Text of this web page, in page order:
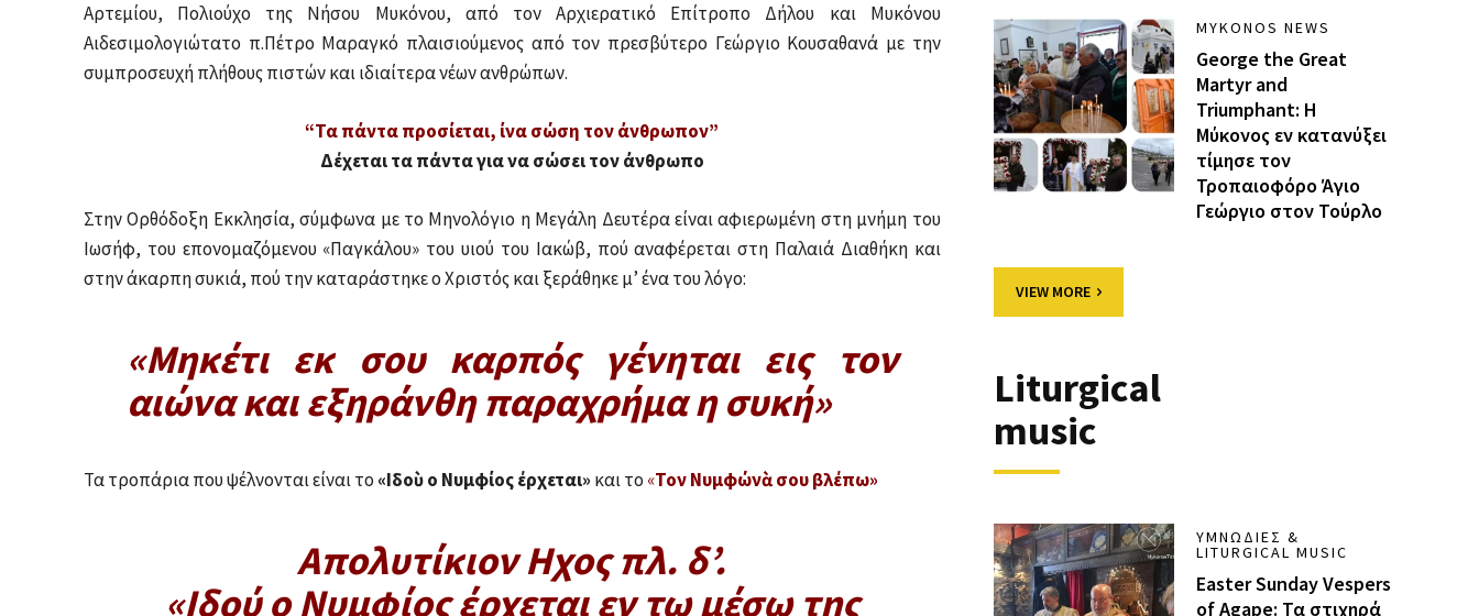
Αρτεμίου, Πολιούχο της Νήσου Μυκόνου, από τον Αρχιερατικό Επίτροπο Δήλου και Μυκόνου
Αιδεσιμολογιώτατο π.Πέτρο Μαραγκό πλαισιούμενος από τον πρεσβύτερο Γεώργιο Κουσαθανά με την
συμπροσευχή πλήθους πιστών και ιδιαίτερα νέων ανθρώπων.
“Τα πάντα προσίεται, ίνα σώση τον άνθρωπον”
Δέχεται τα πάντα για να σώσει τον άνθρωπο
Στην Ορθόδοξη Εκκλησία, σύμφωνα με το Μηνολόγιο η Μεγάλη Δευτέρα είναι αφιερωμένη στη μνήμη του
Ιωσήφ, του επονομαζόμενου «Παγκάλου» του υιού του Ιακώβ, πού αναφέρεται στη Παλαιά Διαθήκη και
στην άκαρπη συκιά, πού την καταράστηκε ο Χριστός και ξεράθηκε μ’ ένα του λόγο:
«Μηκέτι εκ σου καρπός γένηται εις τον
αιώνα και εξηράνθη παραχρήμα η συκή»
Τα τροπάρια που ψέλνονται είναι το «Ιδοὺ ο Νυμφίος έρχεται» και το «Τον Νυμφώνὰ σου βλέπω»
Aπολυτίκιον Hχος πλ. δ’.
«Ιδού ο Νυμφίος έρχεται εν τω μέσῳ της
MYKONOS NEWS
George the Great
Martyr and
Triumphant: Η
Μύκονος εν κατανύξει
τίμησε τον
Τροπαιοφόρο Άγιο
Γεώργιο στον Τούρλο
VIEW MORE
Liturgical
music
ΥΜΝΩΔΊΕΣ &
LITURGICAL MUSIC
Easter Sunday Vespers
of Agape: Τα στιχηρά